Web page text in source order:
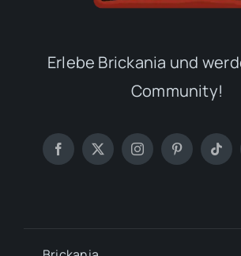
Erlebe Brickania und
Community!